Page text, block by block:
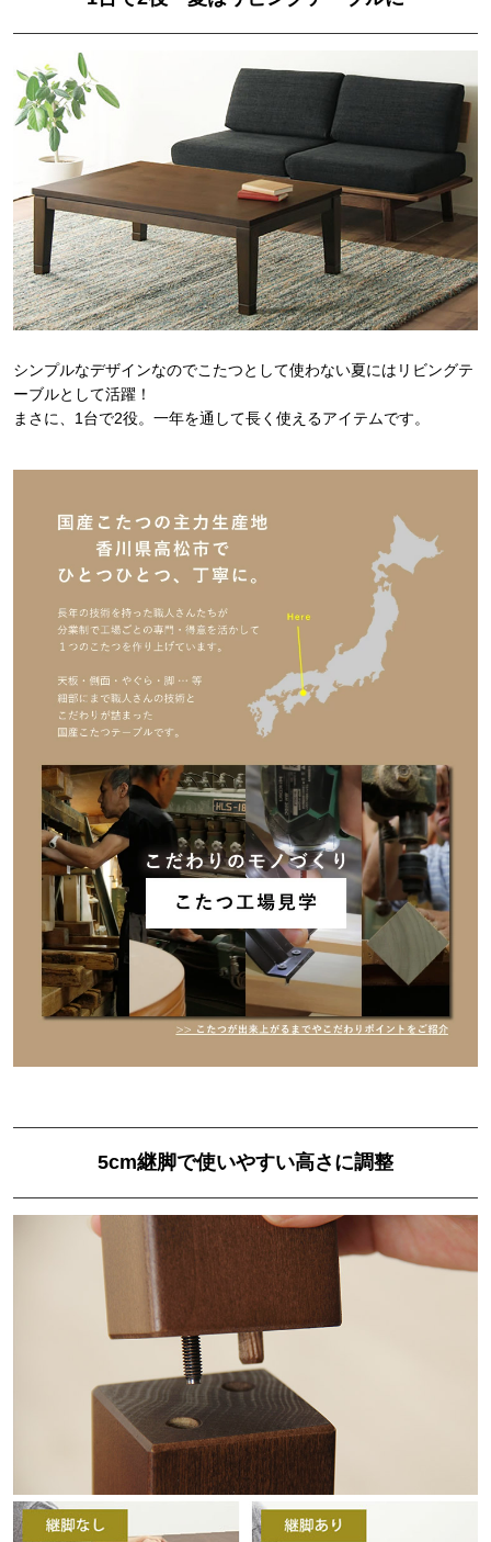
シンプルなデザインなのでこたつとして使わない夏にはリビングテ
ーブルとして活躍！
まさに、1台で2役。一年を通して長く使えるアイテムです。
5cm継脚で使いやすい高さに調整